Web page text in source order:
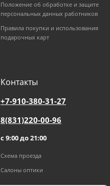
Положение об обработке и защите
персональных данных работников
Правила покупки и использования
подарочных карт
Контакты
+7-910-380-31-27
8(831)220-00-96
с 9:00 до 21:00
Схема проезда
Салоны оптики